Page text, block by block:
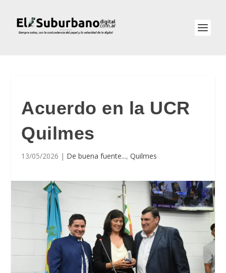
Acuerdo en la UCR
Quilmes
13/05/2026 | De buena fuente...,Quilmes